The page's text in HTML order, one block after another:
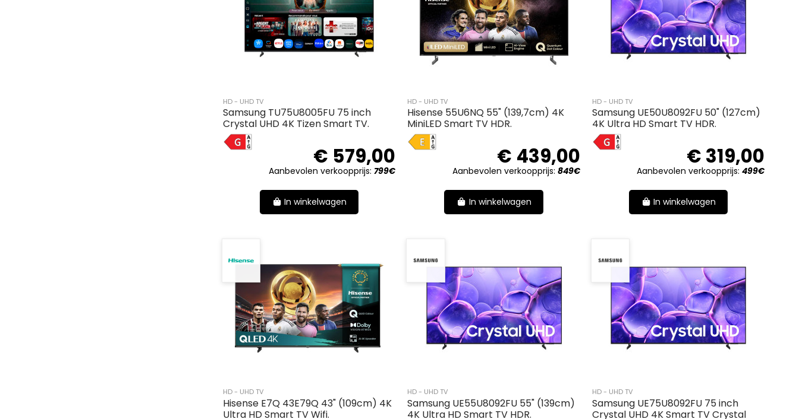
HD - UHD TV
Samsung TU75U8005FU 75 inch
Crystal UHD 4K Tizen Smart TV.
G
€ 579,00
Aanbevolen verkoopprijs:799€
In winkelwagen
HD - UHD TV
Hisense 55U6NQ 55" (139,7cm) 4K
MiniLED Smart TV HDR.
E
€ 439,00
Aanbevolen verkoopprijs: 849€
In winkelwagen
HD - UHD TV
Samsung UE50U8092FU 50" (127cm)
4K Ultra HD Smart TV HDR.
G
€ 319,00
Aanbevolen verkoopprijs:499€
In winkelwagen
HD - UHD TV
Hisense E7Q 43E79Q 43" (109cm) 4K
Ultra HD Smart TV Wifi.
HD - UHD TV
Samsung UE55U8092FU 55" (139cm)
4K Ultra HD Smart TV HDR.
HD - UHD TV
Samsung UE75U8092FU 75 inch
Crystal UHD 4K Smart TV Crystal